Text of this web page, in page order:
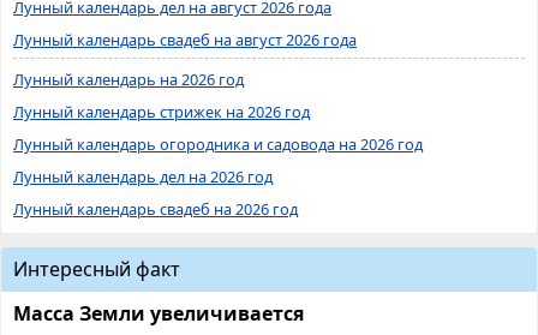
Лунный календарь дел на август 2026 года
Лунный календарь свадеб на август 2026 года
Лунный календарь на 2026 год
Лунный календарь стрижек на 2026 год
Лунный календарь огородника и садовода на 2026 год
Лунный календарь дел на 2026 год
Лунный календарь свадеб на 2026 год
Интересный факт
Масса Земли увеличивается